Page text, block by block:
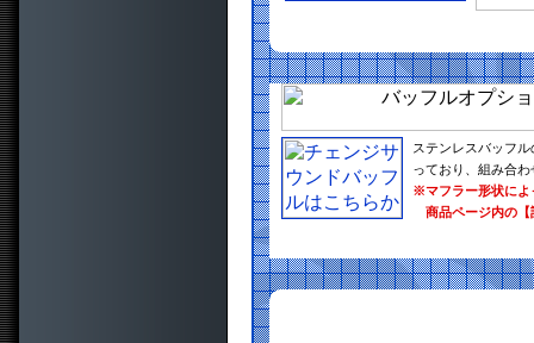
ステンレスバッフ
っており、組み合
※マフラー形状によ
商品ページ内の【